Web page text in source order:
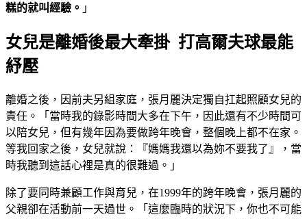
糕的就叫經驗。 」
女兒是離婚後最大牽掛 打高爾夫球最能
紓壓
離婚之後，因前夫另組家庭，張月麗決定獨自扛起照顧女兒的
責任。「當時我的錄影時間大多在下午，因此還有不少時間可
以陪女兒，但有幾年因為要做跨年晚會，整個晚上都不在家。
等我回家之後，女兒就說：『媽媽我還以為妳不要我了』，當
時我聽到這話心裡是真的很難過。」
除了要同時兼顧工作與育兒，在1999年的跨年晚會，張月麗的
父親卻在活動前一天過世。「這麼臨時的狀況下，你也不可能